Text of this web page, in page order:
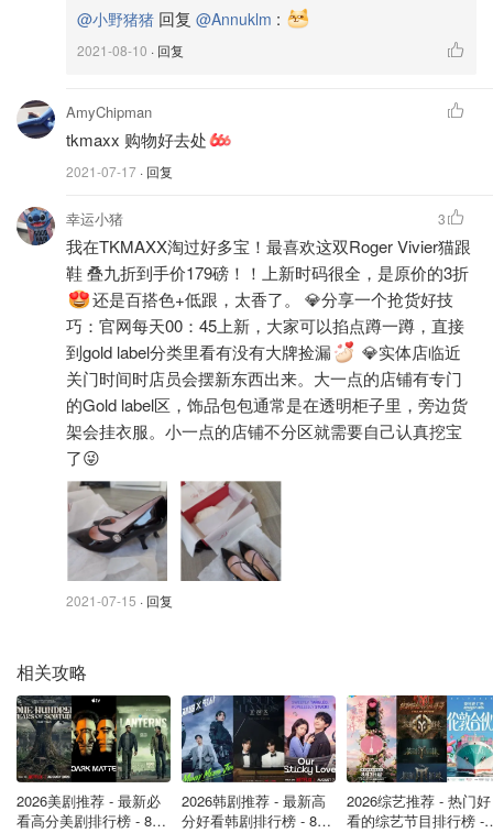
快快快让我看到各位的激情分享，金币奖励正向你飞奔而
发@好友，好酒一块喝好肉一起吃！
有啥想问的问题也可尽情来提问，
家一块出力想办法！
-------------- 下 面 是 墙，等 你 来 上 --------------
快来分享喔~
@小野猪猪 回复 @Annuklm :
2021-08-10 · 回复
AmyChipman
tkmaxx 购物好去处
2021-07-17 · 回复
幸运小猪
我在TKMAXX淘过好多宝！最喜欢这双Roger Vivier猫跟
鞋 叠九折到手价179磅！！上新时码很全，是原价的3折
还是百搭色+低跟，太香了。 💎分享一个抢货好技
巧：官网每天00：45上新，大家可以掐点蹲一蹲，直接
到gold label分类里看有没有大牌捡漏
💎实体店临近
关门时间时店员会摆新东西出来。大一点的店铺有专门
的Gold label区，饰品包包通常是在透明柜子里，旁边货
架会挂衣服。小一点的店铺不分区就需要自己认真挖宝
了😜
2021-07-15 · 回复
3
相关攻略
2026美剧推荐 - 最新必
看高分美剧排行榜 - 8月
2026韩剧推荐 - 最新高
分好看韩剧排行榜 - 8月
2026综艺推荐 - 热门好
看的综艺节目排行榜 -